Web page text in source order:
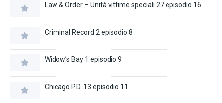
Law & Order – Unità vittime speciali 27 episodio 16
Criminal Record 2 episodio 8
Widow’s Bay 1 episodio 9
Chicago P.D. 13 episodio 11